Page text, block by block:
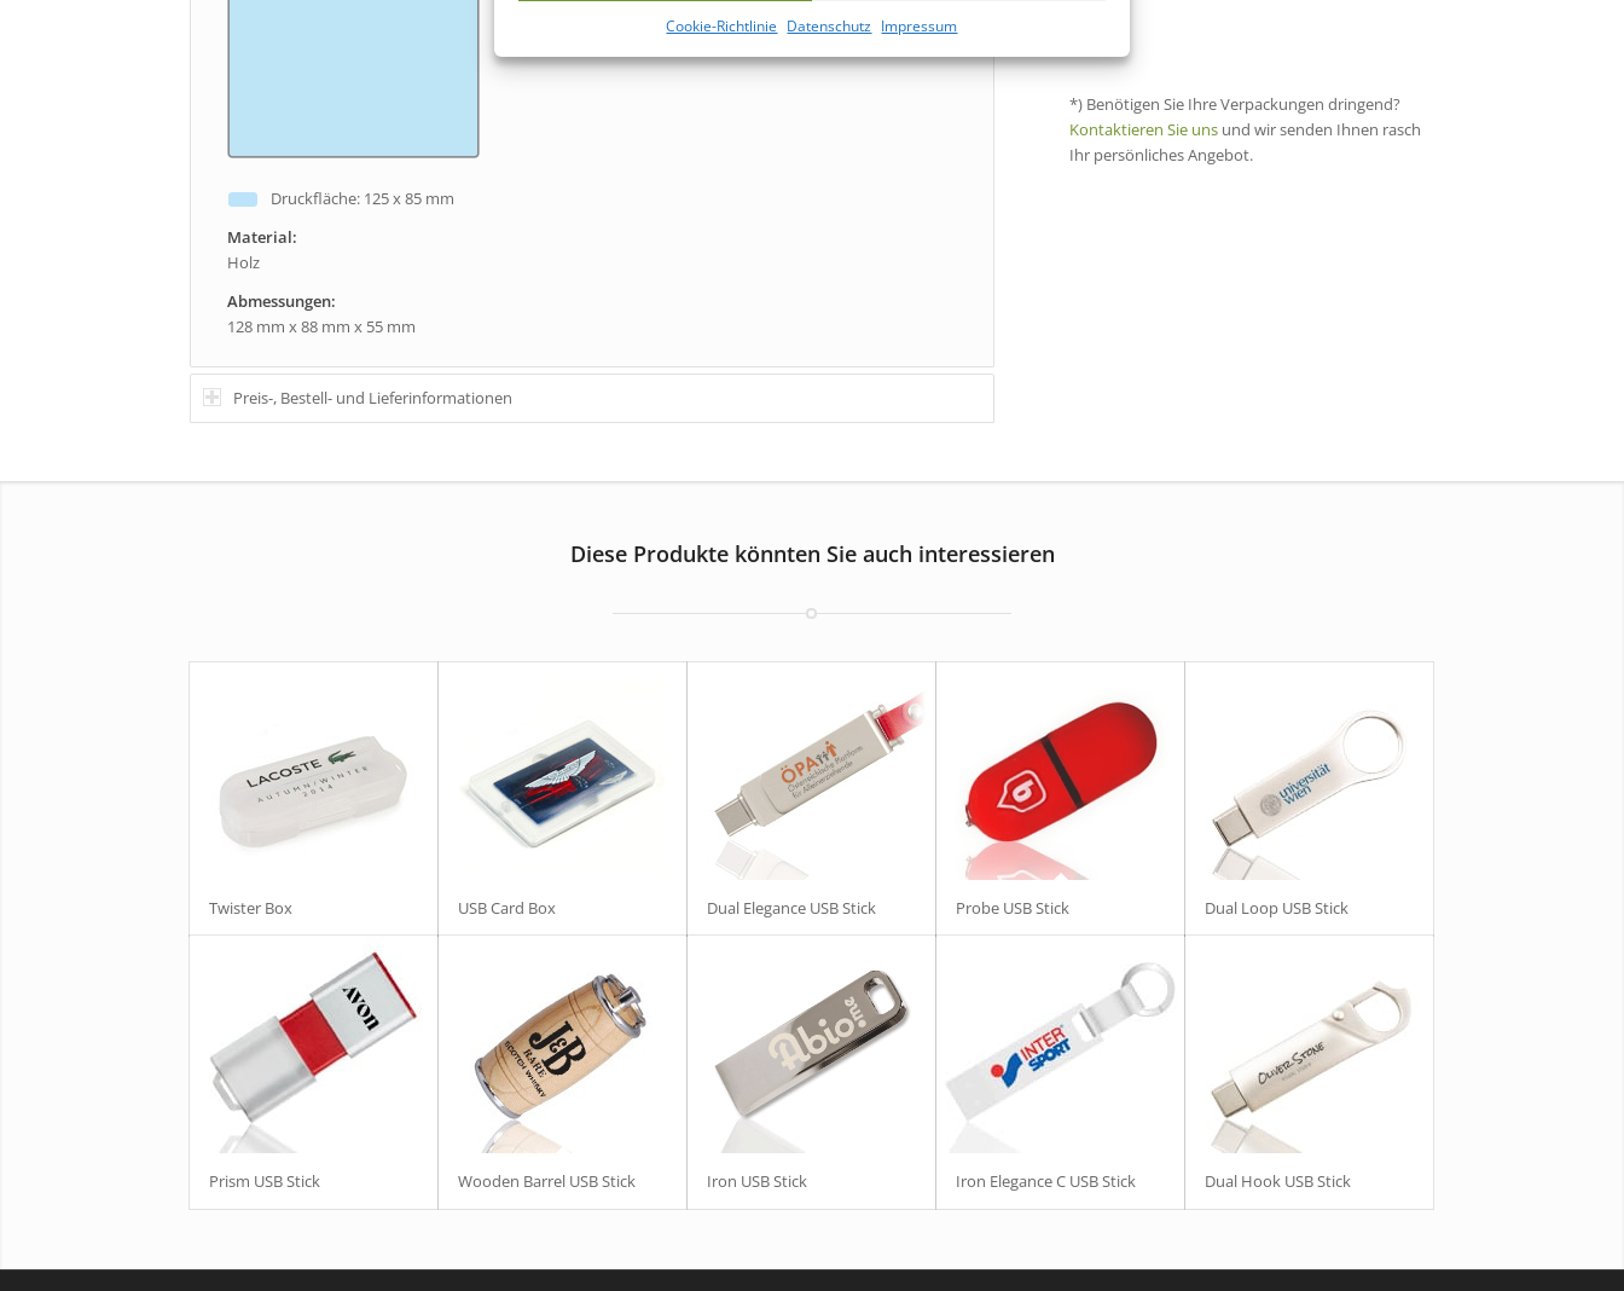
Cookie-Richtlinie Datenschutz Impressum
Druckfläche: 125 x 85 mm
Material:
Holz
Abmessungen:
128 mm x 88 mm x 55 mm
Preis-, Bestell- und Lieferinformationen
*) Benötigen Sie Ihre Verpackungen dringend?
Kontaktieren Sie unsund wir senden Ihnen rasch
Ihr persönliches Angebot.
Diese Produkte könnten Sie auch interessieren
Twister Box USB Card Box Dual Elegance USB Stick Probe USB Stick Dual Loop USB Stick
Prism USB Stick Wooden Barrel USB Stick Iron USB Stick Iron Elegance C USB Stick Dual Hook USB Stick